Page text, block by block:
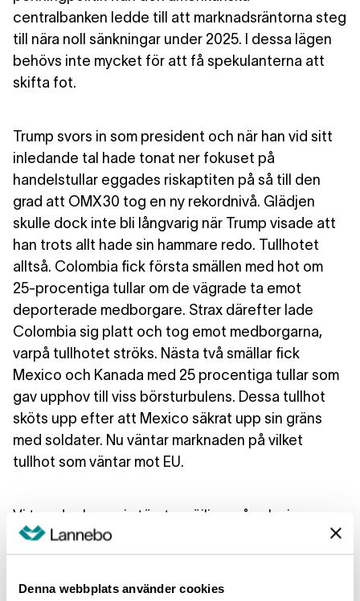
Denna webbplats använder cookies
centralbanken ledde till att marknadsräntorna steg
till nära noll sänkningar under 2025. I dessa lägen
behövs inte mycket för att få spekulanterna att
skifta fot.
Trump svors in som president och när han vid sitt
inledande tal hade tonat ner fokuset på
handelstullar eggades riskaptiten på så till den
grad att OMX30 tog en ny rekordnivå. Glädjen
skulle dock inte bli långvarig när Trump visade att
han trots allt hade sin hammare redo. Tullhotet
alltså. Colombia fick första smällen med hot om
25-procentiga tullar om de vägrade ta emot
deporterade medborgare. Strax därefter lade
Colombia sig platt och tog emot medborgarna,
varpå tullhotet ströks. Nästa två smällar fick
Mexico och Kanada med 25 procentiga tullar som
gav upphov till viss börsturbulens. Dessa tullhot
sköts upp efter att Mexico säkrat upp sin gräns
med soldater. Nu väntar marknaden på vilket
tullhot som väntar mot EU.
Vi tror dock man i största möjliga mån ska ignorera
dessa tullutspel då de lika snabbt kan dras tillbaka.
Fokusera i stället på trenderna i inflation och de
cykliska krafterna. Faktum är att amerikansk